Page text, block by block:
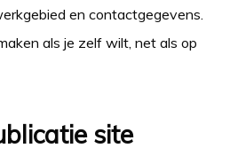
en contactgegevens.
als je zelf wilt, net als op
site